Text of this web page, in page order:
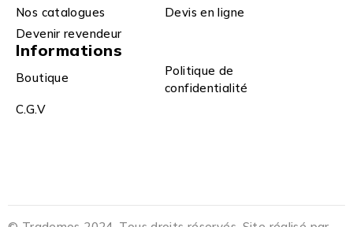
Nos catalogues
Devis en ligne
Devenir revendeur
Informations
Boutique
Politique de
confidentialité
C.G.V